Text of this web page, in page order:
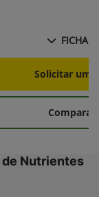
FICHA
Solicitar
Comparar
Nutrientes